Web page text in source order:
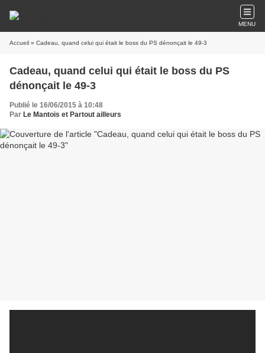
MENU
Accueil » Cadeau, quand celui qui était le boss du PS dénonçait le 49-3
Cadeau, quand celui qui était le boss du PS
dénonçait le 49-3
Publié le 16/06/2015 à 10:48
Par Le Mantois et Partout ailleurs